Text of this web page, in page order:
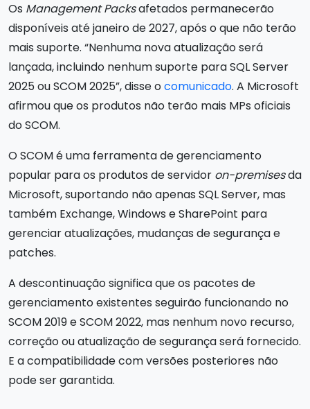
Os Management Packsafetados permanecerão
disponíveis até janeiro de 2027, após o que não terão
mais suporte. “Nenhuma nova atualização será
lançada, incluindo nenhum suporte para SQL Server
2025 ou SCOM 2025”, disse ocomunicado. A Microsoft
afirmou que os produtos não terão mais MPs oficiais
do SCOM.
O SCOM é uma ferramenta de gerenciamento
popular para os produtos de servidor on-premisesda
Microsoft, suportando não apenas SQL Server, mas
também Exchange, Windows e SharePoint para
gerenciar atualizações, mudanças de segurança e
patches.
A descontinuação significa que os pacotes de
gerenciamento existentes seguirão funcionando no
SCOM 2019 e SCOM 2022, mas nenhum novo recurso,
correção ou atualização de segurança será fornecido.
E a compatibilidade com versões posteriores não
pode ser garantida.